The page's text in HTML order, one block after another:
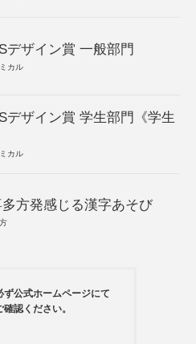
デザイン賞 一般部門
カル
デザイン賞 学生部門《学生
カル
方発感じる漢字あそび
ず公式ホームページにて
認ください。